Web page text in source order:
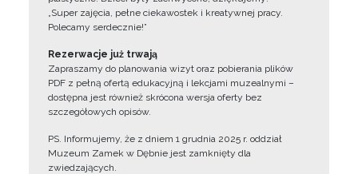
„Super zajęcia, pełne ciekawostek i kreatywnej pracy.
Polecamy serdecznie!”
Rezerwacje już trwają
Zapraszamy do planowania wizyt oraz pobierania plików
PDF z pełną ofertą edukacyjną i lekcjami muzealnymi –
dostępna jest również skrócona wersja oferty bez
szczegółowych opisów.
PS. Informujemy, że z dniem 1 grudnia 2025 r. oddział
Muzeum Zamek w Dębnie jest zamknięty dla
zwiedzających.